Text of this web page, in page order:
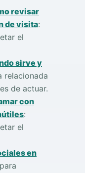
revisar
de visita:
el
sirve y
relacionada
de actuar.
con
:
el
en